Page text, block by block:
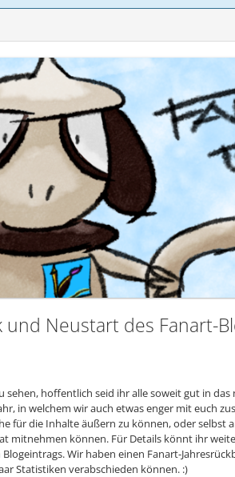
und Neustart des Fanart-
sehen, hoffentlich seid ihr alle soweit gut in
in welchem wir auch etwas enger mit euch
für die Inhalte äußern zu können, oder selbst
mitnehmen können. Für Details könnt ihr
Wir haben einen Fanart-
Statistiken verabschieden können. :)